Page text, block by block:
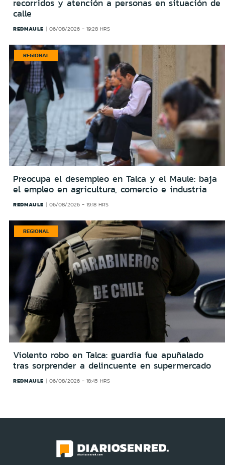
recorridos y atención a personas en situación de
calle
REDMAULE 06/08/2026 - 19:28 HRS
REGIONAL
Preocupa el desempleo en Talca y el Maule: baja
el empleo en agricultura, comercio e industria
REDMAULE 06/08/2026 - 19:18 HRS
REGIONAL
Violento robo en Talca: guardia fue apuñalado
tras sorprender a delincuente en supermercado
REDMAULE 06/08/2026 - 18:45 HRS